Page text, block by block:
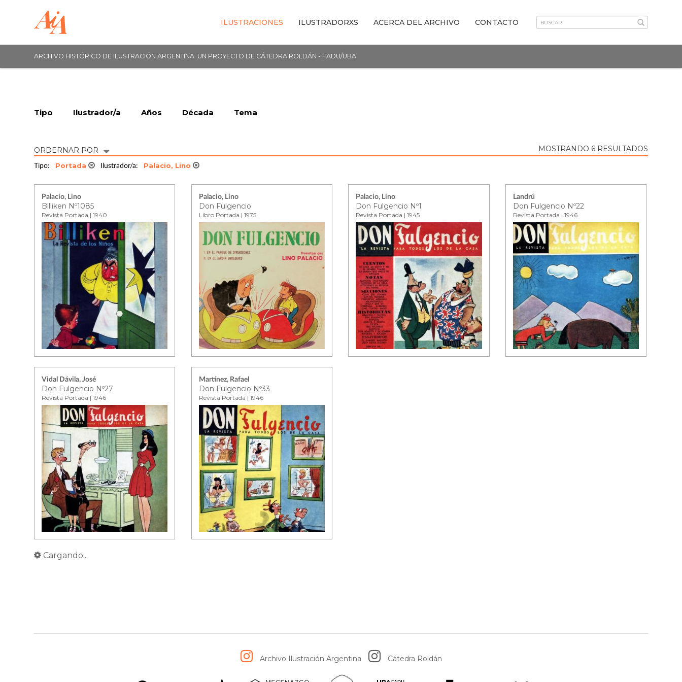
ILUSTRACIONES ILUSTRADORXS ACERCA DEL ARCHIVO CONTACTO
ARCHIVO HISTÓRICO DE ILUSTRACIÓN ARGENTINA. UN PROYECTO DE CÁTEDRA ROLDÁN - FADU/UBA.
Tipo Ilustrador/a Años Década Tema
ORDERNAR POR MOSTRANDO 6 RESULTADOS
Tipo: Portada Ilustrador/a: Palacio, Lino
Palacio, Lino
Billiken Nº1085
Revista Portada | 1940
Palacio, Lino
Don Fulgencio
Libro Portada | 1975
Palacio, Lino
Don Fulgencio Nº1
Revista Portada | 1945
Landrú
Don Fulgencio Nº22
Revista Portada | 1946
Vidal Dávila, José
Don Fulgencio Nº27
Revista Portada | 1946
Martínez, Rafael
Don Fulgencio Nº33
Revista Portada | 1946
Cargando...
Archivo Ilustración Argentina Cátedra Roldán